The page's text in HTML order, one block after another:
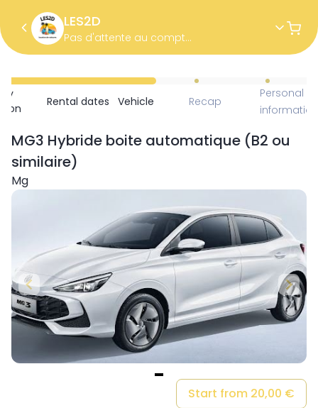
LES2D
Pas d'attente au comptoir Livraison à l'aéroport
Rental dates Vehicle Recap
Personal
information
MG3 Hybride boite automatique (B2 ou
similaire)
Mg
Start from 20,00 €